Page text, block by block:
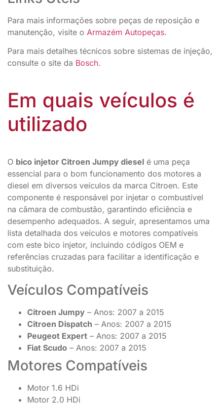
Para mais informações sobre peças de reposição e
manutenção, visite o Armazém Autopeças.
Para mais detalhes técnicos sobre sistemas de injeção,
consulte o site da Bosch.
Em quais veículos é
utilizado
O bico injetor Citroen Jumpy diesel é uma peça
essencial para o bom funcionamento dos motores a
diesel em diversos veículos da marca Citroen. Este
componente é responsável por injetar o combustível
na câmara de combustão, garantindo eficiência e
desempenho adequados. A seguir, apresentamos uma
lista detalhada dos veículos e motores compatíveis
com este bico injetor, incluindo códigos OEM e
referências cruzadas para facilitar a identificação e
substituição.
Veículos Compatíveis
Citroen Jumpy – Anos: 2007 a 2015
Citroen Dispatch – Anos: 2007 a 2015
Peugeot Expert – Anos: 2007 a 2015
Fiat Scudo – Anos: 2007 a 2015
Motores Compatíveis
Motor 1.6 HDi
Motor 2.0 HDi